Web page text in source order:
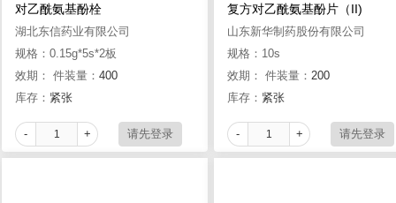
对乙酰氨基酚栓
湖北东信药业有限公司
规格：0.15g*5s*2板
效期： 件装量： 400
库存： 紧张
- +
复方对乙酰氨基酚片（II)
山东新华制药股份有限公司
规格：10s
效期： 件装量： 200
库存： 紧张
- +